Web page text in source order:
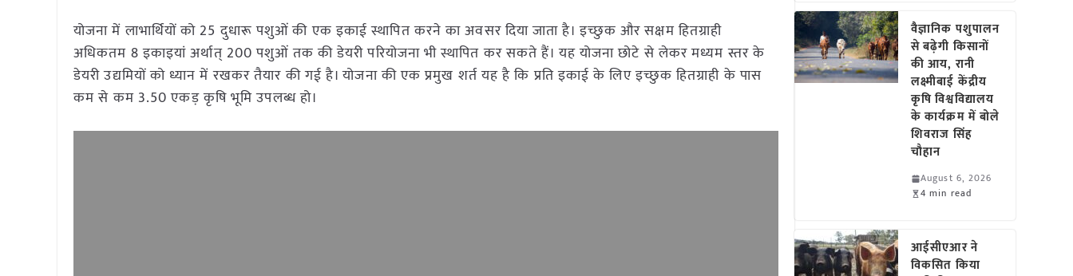
योजना में लाभार्थियों को 25 दुधारू पशुओं की एक इकाई स्थापित करने का अवसर दिया जाता है। इच्छुक और सक्षम हितग्राही
अधिकतम 8 इकाइयां अर्थात् 200 पशुओं तक की डेयरी परियोजना भी स्थापित कर सकते हैं। यह योजना छोटे से लेकर मध्यम स्तर के
डेयरी उद्यमियों को ध्यान में रखकर तैयार की गई है। योजना की एक प्रमुख शर्त यह है कि प्रति इकाई के लिए इच्छुक हितग्राही के पास
कम से कम 3.50 एकड़ कृषि भूमि उपलब्ध हो।
वैज्ञानिक पशुपालन
से बढ़ेगी किसानों
की आय, रानी
लक्ष्मीबाई केंद्रीय
कृषि विश्वविद्यालय
के कार्यक्रम में बोले
शिवराज सिंह
चौहान
August 6, 2026
4 min read
आईसीएआर ने
विकसित किया